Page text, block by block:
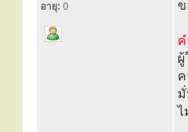
อายุ: 0 ข
มั่
ไ